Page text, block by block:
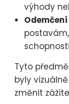
výhody
Tyto
byly
změnit